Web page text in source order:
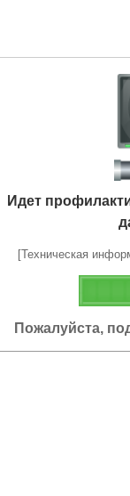
Идет
[Техническая
Пожалуйста,